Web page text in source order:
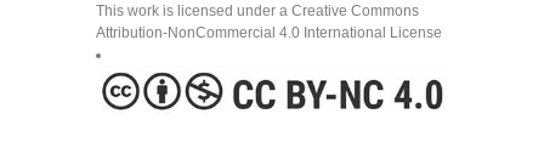
This work is licensed under a Creative Commons
Attribution-NonCommercial 4.0 International License